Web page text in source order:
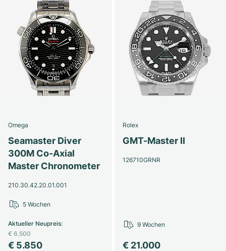
Omega
Seamaster Diver
300M Co-Axial
Master Chronometer
210.30.42.20.01.001
€ 5.850
Aktueller Neupreis:
€ 6.500
5 Wochen
Rolex
GMT-Master II
126710GRNR
€ 21.000
9 Wochen